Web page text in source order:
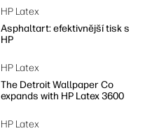
HP Latex
Asphaltart: efektivnější tisk s
HP
HP Latex
The Detroit Wallpaper Co
expands with HP Latex 3600
HP Latex